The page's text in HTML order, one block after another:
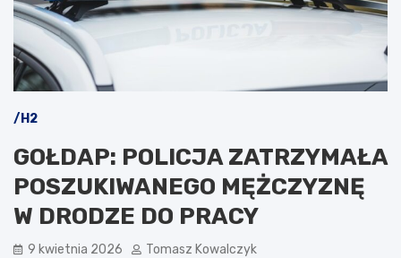
/H2
GOŁDAP: POLICJA ZATRZYMAŁA
POSZUKIWANEGO MĘŻCZYZNĘ
W DRODZE DO PRACY
9 kwietnia 2026 Tomasz Kowalczyk